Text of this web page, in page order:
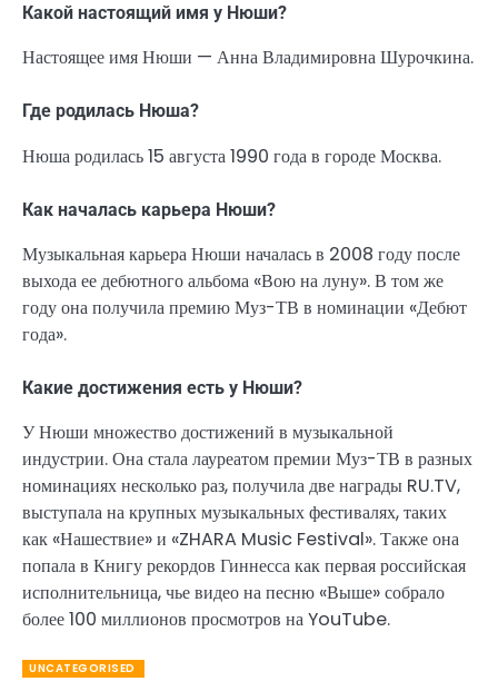
Какой настоящий имя у Нюши?
Настоящее имя Нюши — Анна Владимировна Шурочкина.
Где родилась Нюша?
Нюша родилась 15 августа 1990 года в городе Москва.
Как началась карьера Нюши?
Музыкальная карьера Нюши началась в 2008 году после
выхода ее дебютного альбома «Вою на луну». В том же
году она получила премию Муз-ТВ в номинации «Дебют
года».
Какие достижения есть у Нюши?
У Нюши множество достижений в музыкальной
индустрии. Она стала лауреатом премии Муз-ТВ в разных
номинациях несколько раз, получила две награды RU.TV,
выступала на крупных музыкальных фестивалях, таких
как «Нашествие» и «ZHARA Music Festival». Также она
попала в Книгу рекордов Гиннесса как первая российская
исполнительница, чье видео на песню «Выше» собрало
более 100 миллионов просмотров на YouTube.
UNCATEGORISED